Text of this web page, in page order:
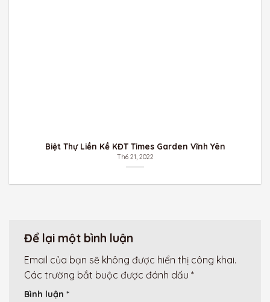
Biệt Thự Liền Kề KĐT Times Garden Vĩnh Yên
Th6 21, 2022
Để lại một bình luận
Email của bạn sẽ không được hiển thị công khai.
Các trường bắt buộc được đánh dấu *
Bình luận *